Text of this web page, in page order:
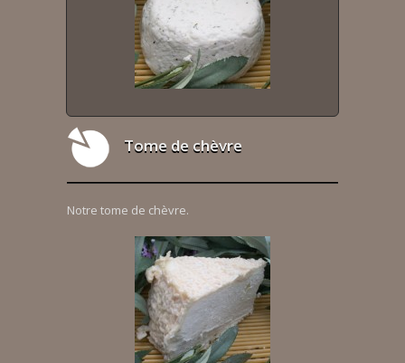
Tome de chèvre
Notre tome de chèvre.